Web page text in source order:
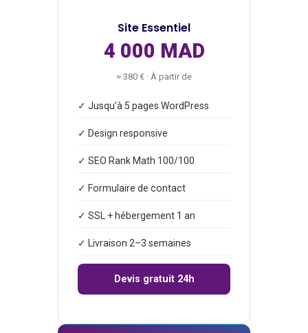
Site Essentiel
4 000 MAD
≈ 380 € · À partir de
✓ Jusqu’à 5 pages WordPress
✓ Design responsive
✓ SEO Rank Math 100/100
✓ Formulaire de contact
✓ SSL + hébergement 1 an
✓ Livraison 2–3 semaines
Devis gratuit 24h